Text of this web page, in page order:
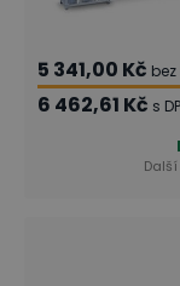
5 341,00 Kč bez
6 462,61 Kč s